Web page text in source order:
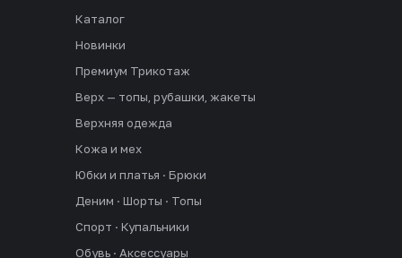
Каталог
Новинки
Премиум Трикотаж
Верх — топы, рубашки, жакеты
Верхняя одежда
Кожа и мех
Юбки и платья · Брюки
Деним · Шорты · Топы
Спорт · Купальники
Обувь · Аксессуары